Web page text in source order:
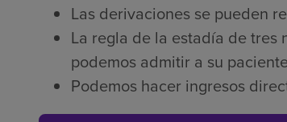
Las derivaciones se pueden
La regla de la estadía de
podemos admitir a su
Podemos hacer ingresos